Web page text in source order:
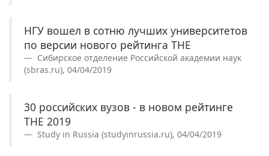
НГУ вошел в сотню лучших университетов
по версии нового рейтинга THE
Сибирское отделение Российской академии наук
(sbras.ru), 04/04/2019
30 российских вузов - в новом рейтинге
THE 2019
Study in Russia (studyinrussia.ru), 04/04/2019